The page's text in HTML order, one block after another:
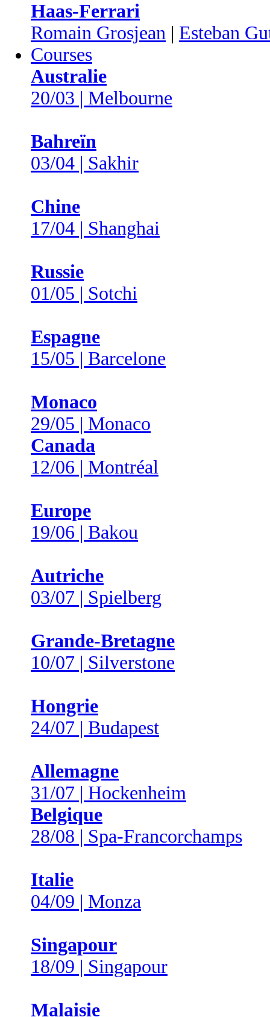
Haas-Ferrari
Romain Grosjean | Esteban
Courses
Australie
20/03 | Melbourne
Bahreïn
03/04 | Sakhir
Chine
17/04 | Shanghai
Russie
01/05 | Sotchi
Espagne
15/05 | Barcelone
Monaco
29/05 | Monaco
Canada
12/06 | Montréal
Europe
19/06 | Bakou
Autriche
03/07 | Spielberg
Grande-Bretagne
10/07 | Silverstone
Hongrie
24/07 | Budapest
Allemagne
31/07 | Hockenheim
Belgique
28/08 | Spa-Francorchamps
Italie
04/09 | Monza
Singapour
18/09 | Singapour
Malaisie